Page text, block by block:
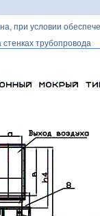
при условии
трубопровода